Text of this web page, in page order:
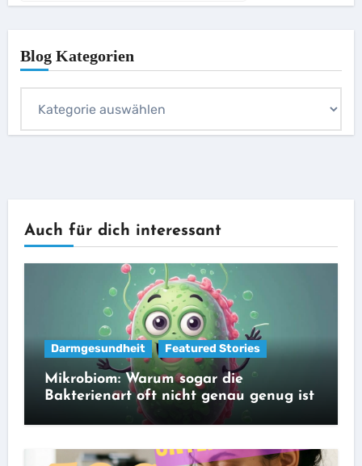
Blog Kategorien
Kategorien
Auch für dich interessant
Darmgesundheit Featured Stories
Mikrobiom: Warum sogar die
Bakterienart oft nicht genau genug ist